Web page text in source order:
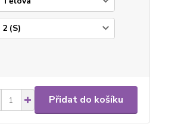
Přidat do košíku